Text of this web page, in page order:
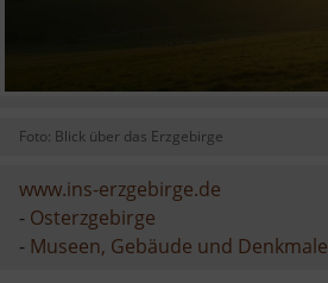
Foto: Blick über das Erzgebirge
www.ins-erzgebirge.de
- Osterzgebirge
- Museen, Gebäude und Denkmale